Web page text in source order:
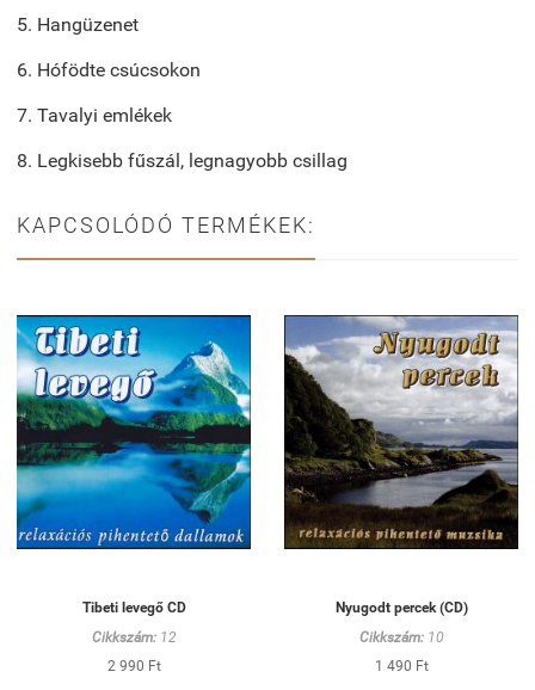
5. Hangüzenet
6. Hófödte csúcsokon
7. Tavalyi emlékek
8. Legkisebb fűszál, legnagyobb csillag
KAPCSOLÓDÓ TERMÉKEK:
Tibeti levegő CD
Cikkszám:12
2 990 Ft
Nyugodt percek (CD)
Cikkszám:10
1 490 Ft